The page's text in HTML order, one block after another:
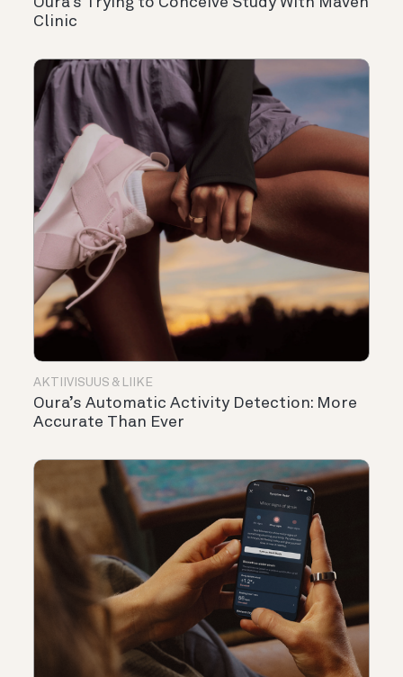
Clinic
AKTIIVISUUS & LIIKE
Oura’s Automatic Activity Detection: More
Accurate Than Ever